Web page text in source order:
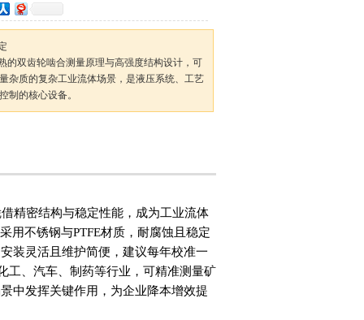
的双齿轮啮合测量原理与高强度结构设计，可
杂质的复杂工业流体场景，是液压系统、工艺
制的核心设备。
精密结构与稳定性能，成为工业流体
用不锈钢与PTFE材质，耐腐蚀且稳定
装灵活且维护简便，建议每年校准一
工、汽车、制药等行业，可精准测量矿
中发挥关键作用，为企业降本增效提